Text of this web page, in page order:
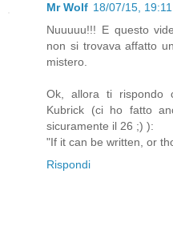
Mr Wolf 18/07/15, 19:11
Nuuuuu!!! E questo
non si trovava affatto
mistero.
Ok, allora ti rispondo
Kubrick (ci ho fatto
sicuramente il 26 ;) ):
"If it can be written, or
Rispondi